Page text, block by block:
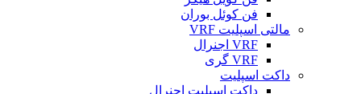
فن کوئل بوران
مالتی اسپلیت VRF
VRF اجنرال
VRF گری
داکت اسپلیت
داکت اسپلیت اجنرال